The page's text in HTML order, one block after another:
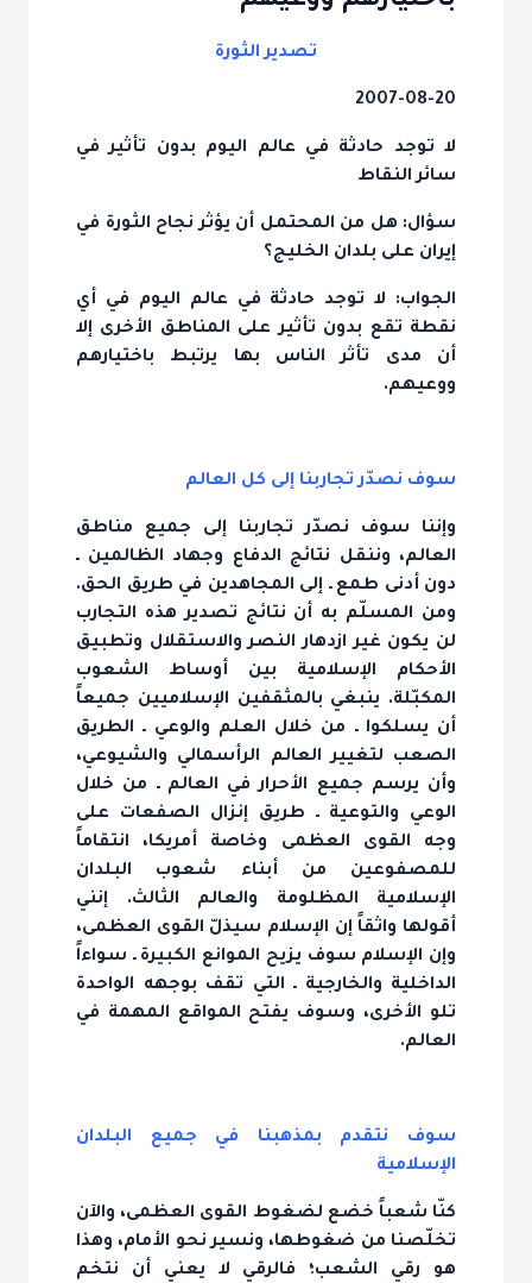
تصدير الثورة
2007-08-20
لا توجد حادثة في عالم اليوم بدون تأثير في
سائر النقاط
سؤال: هل من المحتمل أن يؤثر نجاح الثورة في
إيران على بلدان الخليج؟
الجواب: لا توجد حادثة في عالم اليوم في أي
نقطة تقع بدون تأثير على المناطق الأخرى إلا
أن مدى تأثر الناس بها يرتبط باختيارهم
ووعيهم.
سوف نصدّر تجاربنا إلى كل العالم
وإننا سوف نصدّر تجاربنا إلى جميع مناطق
العالم، وننقل نتائج الدفاع وجهاد الظالمين ـ
دون أدنى طمع ـ إلى المجاهدين في طريق الحق.
ومن المسلّم به أن نتائج تصدير هذه التجارب
لن يكون غير ازدهار النصر والاستقلال وتطبيق
الأحكام الإسلامية بين أوساط الشعوب
المكبّلة. ينبغي بالمثقفين الإسلاميين جميعاً
أن يسلكوا ـ من خلال العلم والوعي ـ الطريق
الصعب لتغيير العالم الرأسمالي والشيوعي،
وأن يرسم جميع الأحرار في العالم ـ من خلال
الوعي والتوعية ـ طريق إنزال الصفعات على
وجه القوى العظمى وخاصة أمريكا، انتقاماً
للمصفوعين من أبناء شعوب البلدان
الإسلامية المظلومة والعالم الثالث. إنني
أقولها واثقاً إن الإسلام سيذلّ القوى العظمى،
وإن الإسلام سوف يزيح الموانع الكبيرة ـ سواءاً
الداخلية والخارجية ـ التي تقف بوجهه الواحدة
تلو الأخرى، وسوف يفتح المواقع المهمة في
العالم.
سوف نتقدم بمذهبنا في جميع البلدان
الإسلامية
كنّا شعباً خضع لضغوط القوى العظمى، والآن
تخلّصنا من ضغوطها، ونسير نحو الأمام، وهذا
هو رقي الشعب؛ فالرقي لا يعني أن نتخم